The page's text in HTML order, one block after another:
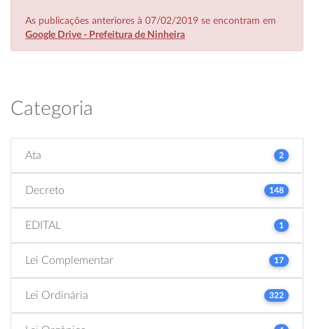
As publicações anteriores à 07/02/2019 se encontram em
Google Drive - Prefeitura de Ninheira
Categoria
Ata 2
Decreto 148
EDITAL 1
Lei Complementar 17
Lei Ordinária 322